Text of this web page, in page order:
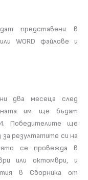
представени в
WORD файлове и
два месеца след
им ще бъдат
Победителите ще
за резултатите си на
се провежда в
или октомври, и
в Сборника от